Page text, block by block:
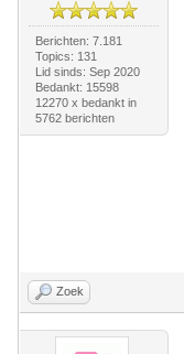
Berichten: 7.181
Topics: 131
Lid sinds: Sep 2020
Bedankt: 15598
12270 x bedankt in
5762 berichten
Zoek